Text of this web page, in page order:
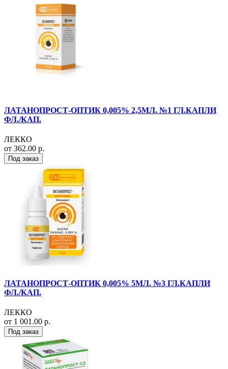
ЛАТАНОПРОСТ-ОПТИК 0,005% 2,5МЛ. №1 ГЛ.КАПЛИ
ФЛ./КАП.
ЛЕККО
от 362.00 р.
Под заказ
ЛАТАНОПРОСТ-ОПТИК 0,005% 5МЛ. №3 ГЛ.КАПЛИ
ФЛ./КАП.
ЛЕККО
от 1 001.00 р.
Под заказ